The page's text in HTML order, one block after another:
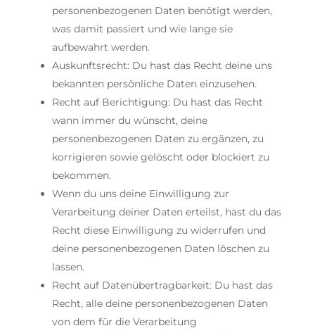
personenbezogenen Daten benötigt werden,
was damit passiert und wie lange sie
aufbewahrt werden.
Auskunftsrecht: Du hast das Recht deine uns
bekannten persönliche Daten einzusehen.
Recht auf Berichtigung: Du hast das Recht
wann immer du wünscht, deine
personenbezogenen Daten zu ergänzen, zu
korrigieren sowie gelöscht oder blockiert zu
bekommen.
Wenn du uns deine Einwilligung zur
Verarbeitung deiner Daten erteilst, hast du das
Recht diese Einwilligung zu widerrufen und
deine personenbezogenen Daten löschen zu
lassen.
Recht auf Datenübertragbarkeit: Du hast das
Recht, alle deine personenbezogenen Daten
von dem für die Verarbeitung